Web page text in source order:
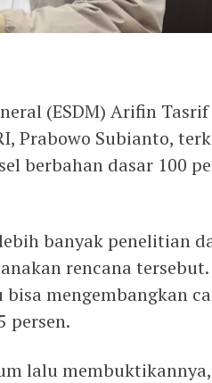
(ESDM) Arifin Tasrif
Prabowo Subianto,
berbahan dasar 100
banyak penelitian
rencana tersebut.
mengembangkan
persen.
lalu